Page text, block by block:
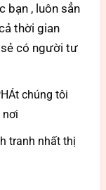
bạn , luôn sẳn
thời gian
có người tư
chúng tôi
nơi
tranh nhất thị